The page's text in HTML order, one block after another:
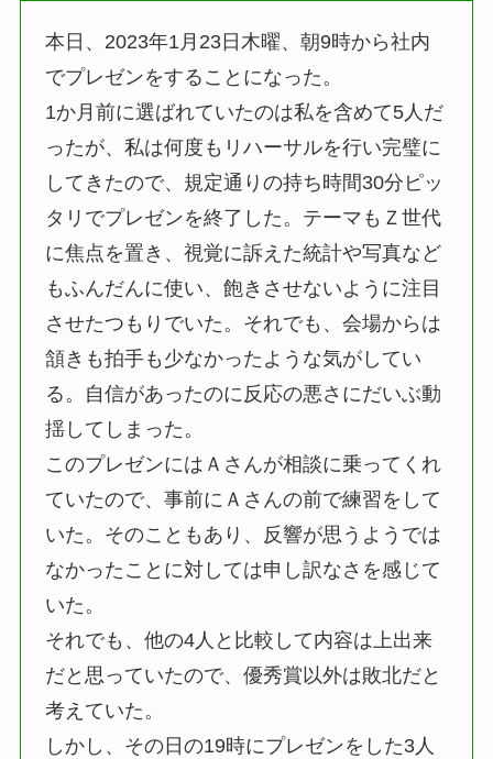
本日、2023年1月23日木曜、朝9時から社内
でプレゼンをすることになった。
1か月前に選ばれていたのは私を含めて5人だ
ったが、私は何度もリハーサルを行い完璧に
してきたので、規定通りの持ち時間30分ピッ
タリでプレゼンを終了した。テーマもＺ世代
に焦点を置き、視覚に訴えた統計や写真など
もふんだんに使い、飽きさせないように注目
させたつもりでいた。それでも、会場からは
頷きも拍手も少なかったような気がしてい
る。自信があったのに反応の悪さにだいぶ動
揺してしまった。
このプレゼンにはＡさんが相談に乗ってくれ
ていたので、事前にＡさんの前で練習をして
いた。そのこともあり、反響が思うようでは
なかったことに対しては申し訳なさを感じて
いた。
それでも、他の4人と比較して内容は上出来
だと思っていたので、優秀賞以外は敗北だと
考えていた。
しかし、その日の19時にプレゼンをした3人